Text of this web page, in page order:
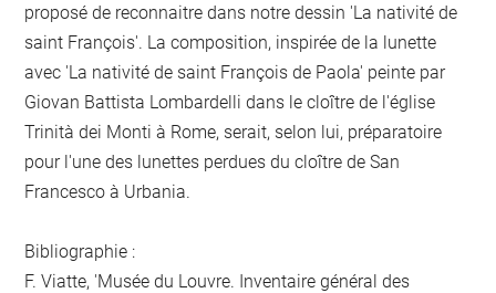
proposé de reconnaitre dans notre dessin 'La nativité de
saint François'. La composition, inspirée de la lunette
avec 'La nativité de saint François de Paola' peinte par
Giovan Battista Lombardelli dans le cloître de l'église
Trinità dei Monti à Rome, serait, selon lui, préparatoire
pour l'une des lunettes perdues du cloître de San
Francesco à Urbania.
Bibliographie :
F. Viatte, 'Musée du Louvre. Inventaire général des